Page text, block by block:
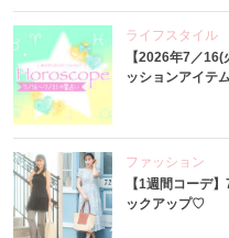
ライフスタイル
【2026年7／
ッションアイテ
ファッション
【1週間コーデ
ックアップ♡